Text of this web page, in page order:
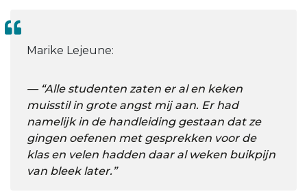
Marike Lejeune:
“Alle studenten zaten er al en keken
muisstil in grote angst mij aan. Er had
namelijk in de handleiding gestaan dat ze
gingen oefenen met gesprekken voor de
klas en velen hadden daar al weken buikpijn
van bleek later.”